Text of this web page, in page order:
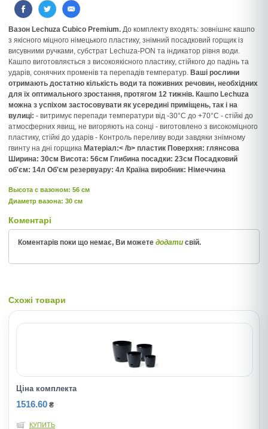
Вазон Lechuza Cubico Premium. До комплекту входять: зовнішнє кашпо
з якісного міцного німецького пластику, знімний посадковий горщик із
висувними ручками, субстрат Lechuza-PON та індикатор рівня води.
Кашпо виготовляється з високоякісного пластику, стійкого до падінь та
ударів, сонячних променів та перепадів температур. Ваші рослини
отримають достатню кількість води та поживних речовин, необхідних
для їх оптимального зростання, протягом 12 тижнів. Кашпо Lechuza
можна з успіхом застосовувати як усередині приміщень, так і на
вулиці: - витримує перепади температури від -30°С до +70°С - стійкі до
атмосферних явищ, не вигоряють на сонці - виготовлено з високоміцного
пластику, стійкі до ударів - Контроль переливу води завдяки знімному
гвинту на дні горщика Матеріал:< /b> пластик Поверхня: глянсова
Ширина: 30см Висота: 56см Глибина посадки: 23см Посадковий
об'єм: 14л Об'єм резервуару: 4л Країна виробник: Німеччина
Высота c вазоном: 56 см
Диаметр вазона: 30 см
Коментарі
Коментарів поки що немає, Ви можете додати свій.
Схожі товари
Ціна комплекта
1516.60 ₴
КУПИТЬ